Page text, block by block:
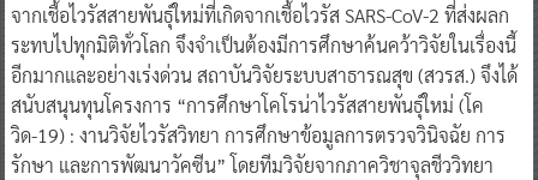
จากเชื้อไวรัสสายพันธุ์ใหม่ที่เกิดจากเชื้อไวรัส SARS-CoV-2 ที่ส่งผลก
ระทบไปทุกมิติทั่วโลก จึงจำเป็นต้องมีการศึกษาค้นคว้าวิจัยในเรื่องนี้
อีกมากและอย่างเร่งด่วน สถาบันวิจัยระบบสาธารณสุข (สวรส.) จึงได้
สนับสนุนทุนโครงการ “การศึกษาโคโรน่าไวรัสสายพันธุ์ใหม่ (โค
วิด-19) : งานวิจัยไวรัสวิทยา การศึกษาข้อมูลการตรวจวินิจฉัย การ
รักษา และการพัฒนาวัคซีน” โดยทีมวิจัยจากภาควิชาจุลชีววิทยา